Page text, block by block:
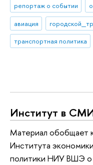
репортаж о событии
авиация
транспортная политика
Институт в
Материал обобщает
Института
политики НИУ ВШЭ о